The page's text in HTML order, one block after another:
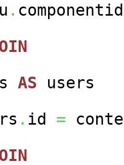
.
AS users
. id =